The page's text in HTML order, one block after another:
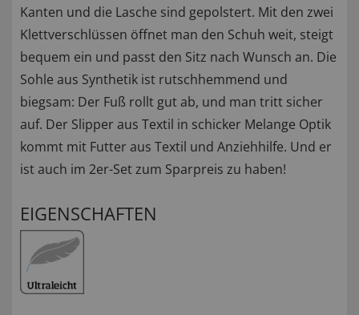
Kanten und die Lasche sind gepolstert. Mit den zwei
Klettverschlüssen öffnet man den Schuh weit, steigt
bequem ein und passt den Sitz nach Wunsch an. Die
Sohle aus Synthetik ist rutschhemmend und
biegsam: Der Fuß rollt gut ab, und man tritt sicher
auf. Der Slipper aus Textil in schicker Melange Optik
kommt mit Futter aus Textil und Anziehhilfe. Und er
ist auch im 2er-Set zum Sparpreis zu haben!
EIGENSCHAFTEN